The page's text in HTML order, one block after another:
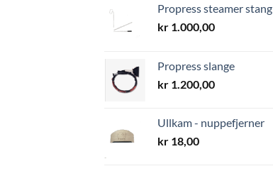
Propress steamer stang
kr 1.000,00
Propress slange
kr 1.200,00
Ullkam - nuppefjerner
kr 18,00